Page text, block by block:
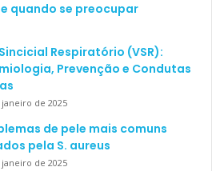
quando se preocupar
Respiratório (VSR):
Prevenção e Condutas
de 2025
de pele mais comuns
pela S. aureus
de 2025